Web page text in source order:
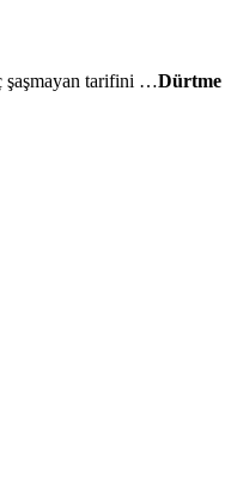
şaşmayan tarifini …Dürtme